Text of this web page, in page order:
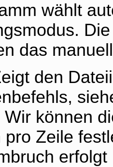
wählt
das
den
Wir können
pro Zeile